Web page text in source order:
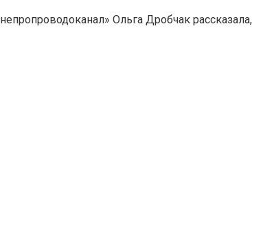
Ольга Дробчак рассказала,